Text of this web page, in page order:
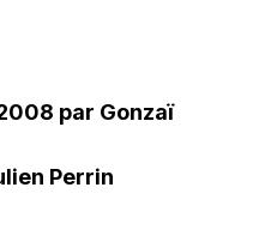
par Gonzaï
Perrin